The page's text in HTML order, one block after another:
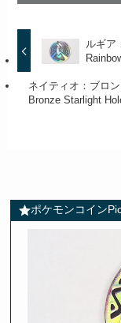
ルギア
ネイティオ：ブロ
Bronze Starlight
ポケモンコイン